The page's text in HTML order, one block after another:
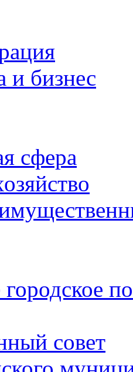
и бизнес
сфера
совет